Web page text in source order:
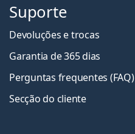
Suporte
Devoluções e trocas
Garantia de 365 dias
Perguntas frequentes (FAQ)
Secção do cliente